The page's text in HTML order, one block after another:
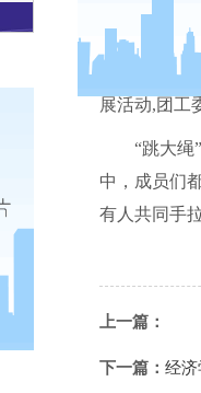
为促进
展活动,团工
“跳大绳
中，成员们
有人共同手
上一篇：
下一篇： 经